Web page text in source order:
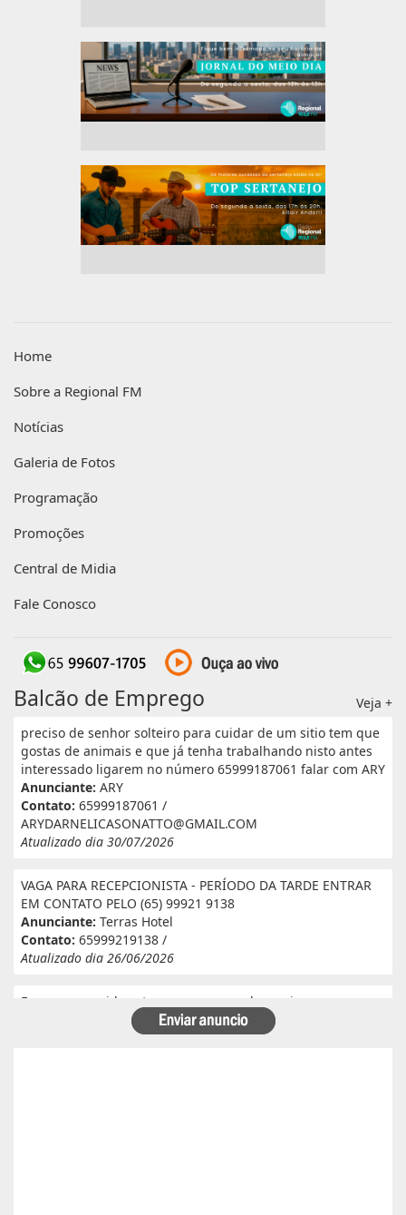
Home
Sobre a Regional FM
Notícias
Galeria de Fotos
Programação
Promoções
Central de Midia
Fale Conosco
Balcão de Emprego
Veja +
preciso de senhor solteiro para cuidar de um sitio tem que
gostas de animais e que já tenha trabalhando nisto antes
interessado ligarem no número 65999187061 falar com ARY
Anunciante: ARY
Contato: 65999187061 /
ARYDARNELICASONATTO@GMAIL.COM
Atualizado dia 30/07/2026
VAGA PARA RECEPCIONISTA - PERÍODO DA TARDE ENTRAR
EM CONTATO PELO (65) 99921 9138
Anunciante: Terras Hotel
Contato: 65999219138 /
Atualizado dia 26/06/2026
Eu e meu marido estamos a procura de serviço em
fazenda. Eu tenho experiência e referência em cantina, ele
tem experiência e referência em lavoura. Passa veneno,